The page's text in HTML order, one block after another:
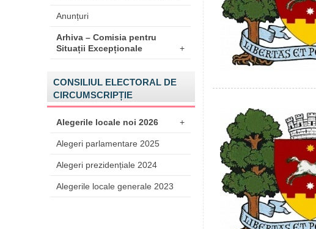
Anunțuri
Arhiva – Comisia pentru
Situații Excepționale
+
CONSILIUL ELECTORAL DE
CIRCUMSCRIPȚIE
Alegerile locale noi 2026 +
Alegeri parlamentare 2025
Alegeri prezidențiale 2024
Alegerile locale generale 2023